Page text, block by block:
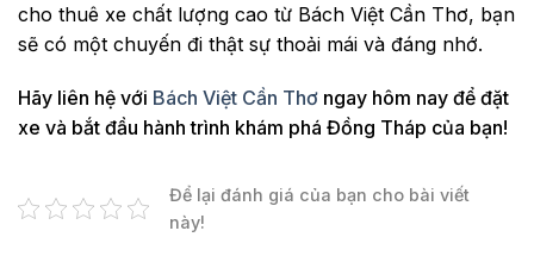
cho thuê xe chất lượng cao từ Bách Việt Cần Thơ, bạn
sẽ có một chuyến đi thật sự thoải mái và đáng nhớ.
Hãy liên hệ với Bách Việt Cần Thơ ngay hôm nay để đặt
xe và bắt đầu hành trình khám phá Đồng Tháp của bạn!
Để lại đánh giá của bạn cho bài viết
này!